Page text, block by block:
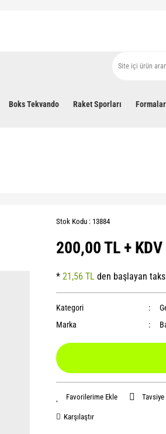
Boks Tekvando Raket Sporları Formalar
Stok Kodu : 13884
200,00 TL + KDV
* 21,56 TL den başlayan
Kategori
Marka
Tavsiye
Karşılaştır